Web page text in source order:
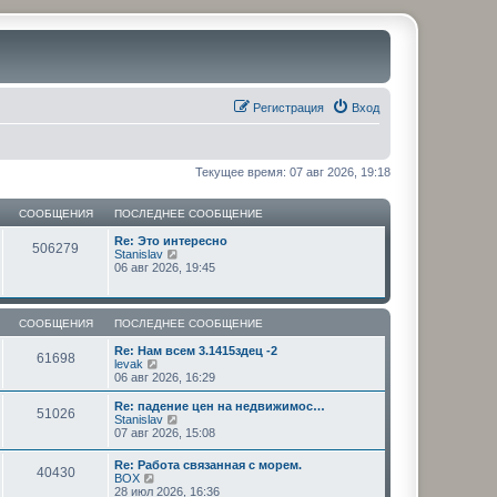
Вход
Регистрация
Текущее время: 07 авг 2026, 19:18
СООБЩЕНИЯ ПОСЛЕДНЕЕ СООБЩЕНИЕ
506279
Re: Это интересно
Stanislav
й
т
к
п
с
е
н
е
м
с
06 авг 2026, 19:45
СООБЩЕНИЯ ПОСЛЕДНЕЕ СООБЩЕНИЕ
61698
Re: Нам всем 3.1415здец -2
levak
е
р
е
й
т
п
06 авг 2026, 16:29
51026
Re: падение цен на недвижимос…
Stanislav
й
т
07 авг 2026, 15:08
40430
Re: Работа связанная с морем.
BOX
е
28 июл 2026, 16:36